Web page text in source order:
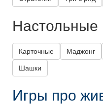
Настольные
Карточные Маджонг
Шашки
Игры про